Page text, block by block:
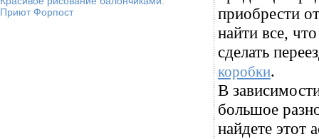
Приют Форпост
приобрести
найти все,
сделать
коробки.
В
большое
найдете этот